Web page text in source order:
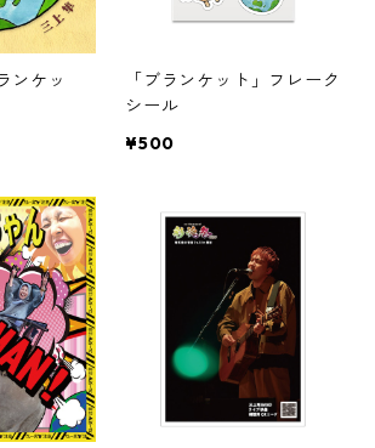
ンケッ
「ブランケット」フレーク
シール
¥500